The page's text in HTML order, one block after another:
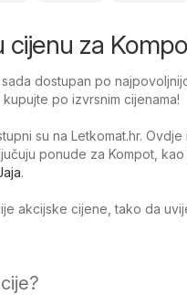
cijenu za
dostupan po
po izvrsnim cijenama!
su na Letkomat.hr.
ponude za Kompot,
.
akcijske cijene, tako da